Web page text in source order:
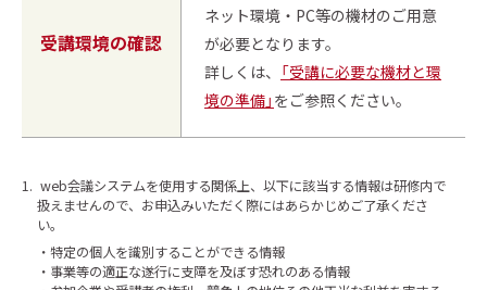
受講環境の確認
ネット環境・PC等の機材のご用意
が必要となります。
詳しくは、 「受講に必要な機材と環
境の準備」 をご参照ください。
1. web会議システムを使用する関係上、以下に該当する情報は研修内で
扱えませんので、お申込みいただく際にはあらかじめご了承くださ
い。
特定の個人を識別することができる情報
事業等の適正な遂行に支障を及ぼす恐れのある情報